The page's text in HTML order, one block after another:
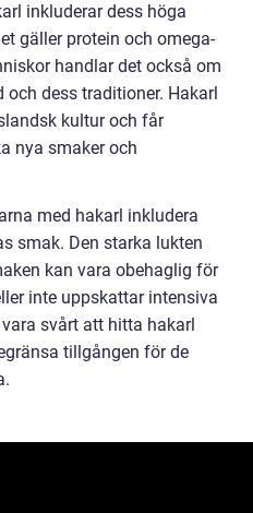
inkluderar dess höga
gäller protein och omega-
handlar det också om
dess traditioner. Hakarl
kultur och får
nya smaker och
med hakarl inkludera
smak. Den starka lukten
kan vara obehaglig för
inte uppskattar intensiva
svårt att hitta hakarl
tillgången för de